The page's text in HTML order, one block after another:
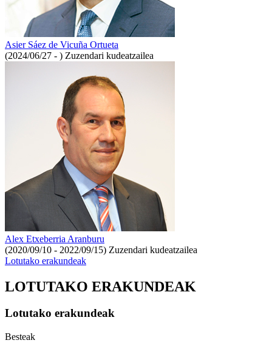
Asier Sáez de Vicuña Ortueta
(2024/06/27 - ) Zuzendari kudeatzailea
Alex Etxeberria Aranburu
(2020/09/10 - 2022/09/15) Zuzendari kudeatzailea
Lotutako erakundeak
LOTUTAKO ERAKUNDEAK
Lotutako erakundeak
Besteak